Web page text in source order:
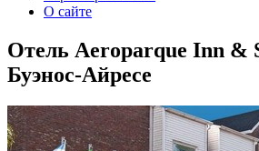
О сайте
Отель Aeroparque Inn &
Буэнос-Айресе